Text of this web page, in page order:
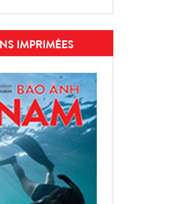
IMPRIMÉES